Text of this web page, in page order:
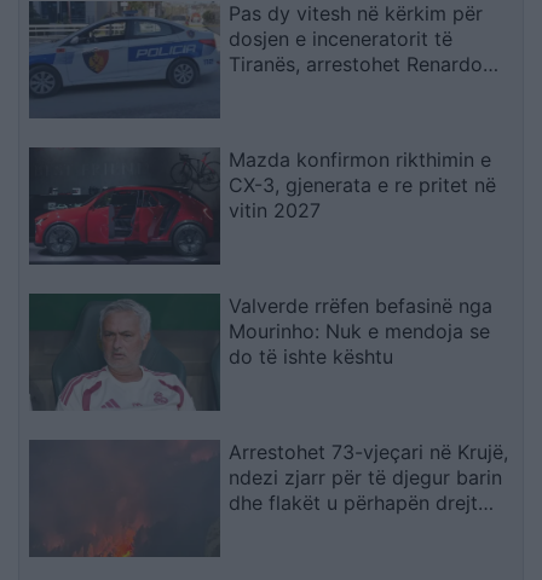
Pas dy vitesh në kërkim për
dosjen e inceneratorit të
Tiranës, arrestohet Renardo
Mazda konfirmon rikthimin e
CX-3, gjenerata e re pritet në
vitin 2027
Valverde rrëfen befasinë nga
Mourinho: Nuk e mendoja se
do të ishte kështu
Arrestohet 73-vjeçari në Krujë,
ndezi zjarr për të djegur barin
dhe flakët u përhapën drejt